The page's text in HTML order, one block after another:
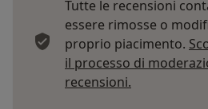
Tutte le recensioni
essere rimosse o
proprio piacimento.
il processo di
recensioni.